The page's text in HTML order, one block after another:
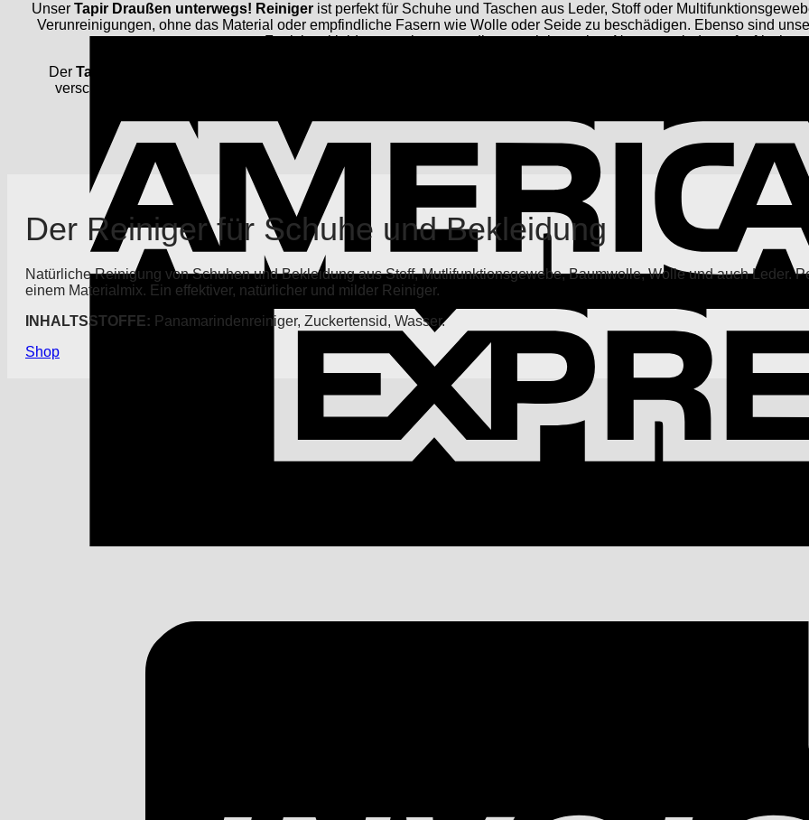
Unser Tapir Draußen unterwegs! Reinigerist perfekt für Schuhe und Taschen aus Leder, Stoff oder
Verunreinigungen, ohne das Material oder empfindliche Fasern wie Wolle oder Seide zu beschädigen. Ebenso sind
Funktionskleidung geeignet, um diese nach intensiver Nutzung wieder aufzufrischen.
Der Tapir Draußen unterwegs
bietet optimalen Schutz vor Feuchtigkeit und Verschmutzung für
verschiedene Materialien wie Leder, Stoff und Funktionsgewebe zuverlässig zu imprägnieren. Dieser Schutz sorgt
Der Reiniger für Schuhe und Bekleidung
Natürliche Reinigung von Schuhen und Bekleidung aus Stoff, Mutlifunktionsgewebe, Baumwolle, Wolle und auch Leder.
einem Materialmix. Ein effektiver, natürlicher und milder Reiniger.
INHALTSSTOFFE: Panamarindenreiniger, Zuckertensid, Wasser.
Shop